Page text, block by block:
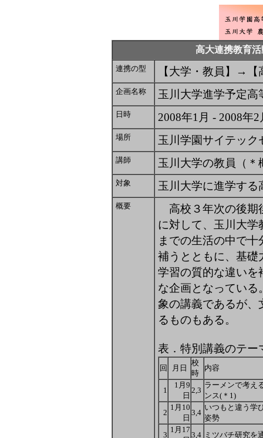
高大連携教育
連携の型 【大学・教員】→【
企画名称 玉川大学進学予定高
日時 2008年1月 - 2008年2
場所 玉川学園サイテッ
講師 玉川大学の教員（＊
対象 玉川大学に進学する
概要
高校３年次の後期
に対して、玉川大
までの生活の中で
補うとともに、基礎
学習の質的な違いを
な企画となってい
象の講義であるが、
るものもある。
表．特別講義のテー
回 月日
校
時
内容
1
1月9
日
2,3
ラーメンで考え
ンス(＊1)
2
1月10
日
3,4
いつもと違う学
姿勢
3
1月17
3,4 ミツバチ研究を